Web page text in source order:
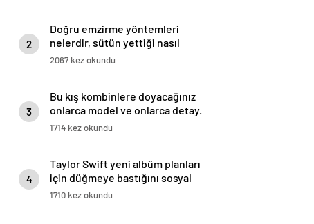
2
Doğru emzirme yöntemleri
nelerdir, sütün yettiği nasıl
anlaşılır?
2067 kez okundu
3
Bu kış kombinlere doyacağınız
onlarca model ve onlarca detay.
1714 kez okundu
4
Taylor Swift yeni albüm planları
için düğmeye bastığını sosyal
medyadan duyurdu!
1710 kez okundu